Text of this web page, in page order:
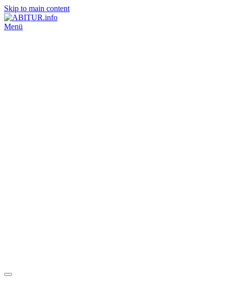
Skip to main content
Menü